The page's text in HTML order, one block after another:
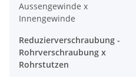
Aussengewinde x
Innengewinde
Reduzierverschraubung -
Rohrverschraubung x
Rohrstutzen